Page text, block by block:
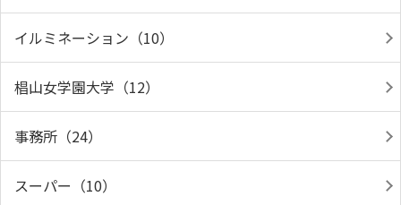
イルミネーション（10）
椙山女学園大学（12）
事務所（24）
スーパー（10）